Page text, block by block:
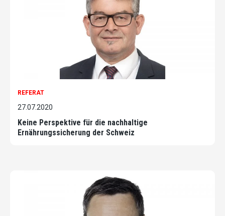
REFERAT
27.07.2020
Keine Perspektive für die nachhaltige
Ernährungssicherung der Schweiz